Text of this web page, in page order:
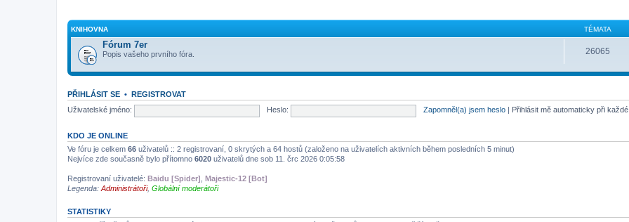
KNIHOVNA TÉMATA
Fórum 7er
Popis vašeho prvního fóra. 26065
PŘIHLÁSIT SE • REGISTROVAT
Uživatelské jméno:
Heslo: Zapomněl(a) jsem heslo Přihlásit mě automaticky při
KDO JE ONLINE
Ve fóru je celkem 66 uživatelů :: 2 registrovaní, 0 skrytých a 64 hostů (založeno na uživatelích aktivních během posledních 5 minut)
Nejvíce zde současně bylo přítomno 6020 uživatelů dne sob 11. črc 2026 0:05:58
Registrovaní uživatelé: Baidu [Spider] Majestic-12 [Bot]
Legenda: Administrátoři, Globální moderátoři
STATISTIKY